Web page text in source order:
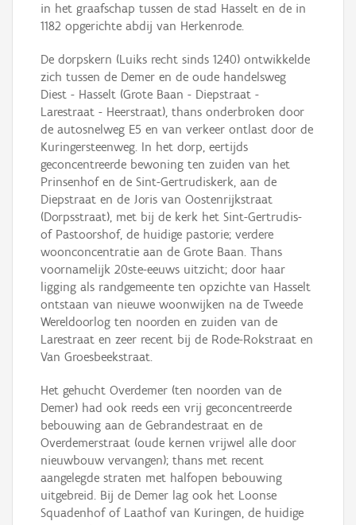
in het graafschap tussen de stad Hasselt en de in
1182 opgerichte abdij van Herkenrode.
De dorpskern (Luiks recht sinds 1240) ontwikkelde
zich tussen de Demer en de oude handelsweg
Diest - Hasselt (Grote Baan - Diepstraat -
Larestraat - Heerstraat), thans onderbroken door
de autosnelweg E5 en van verkeer ontlast door de
Kuringersteenweg. In het dorp, eertijds
geconcentreerde bewoning ten zuiden van het
Prinsenhof en de Sint-Gertrudiskerk, aan de
Diepstraat en de Joris van Oostenrijkstraat
(Dorpsstraat), met bij de kerk het Sint-Gertrudis-
of Pastoorshof, de huidige pastorie; verdere
woonconcentratie aan de Grote Baan. Thans
voornamelijk 20ste-eeuws uitzicht; door haar
ligging als randgemeente ten opzichte van Hasselt
ontstaan van nieuwe woonwijken na de Tweede
Wereldoorlog ten noorden en zuiden van de
Larestraat en zeer recent bij de Rode-Rokstraat en
Van Groesbeekstraat.
Het gehucht Overdemer (ten noorden van de
Demer) had ook reeds een vrij geconcentreerde
bebouwing aan de Gebrandestraat en de
Overdemerstraat (oude kernen vrijwel alle door
nieuwbouw vervangen); thans met recent
aangelegde straten met halfopen bebouwing
uitgebreid. Bij de Demer lag ook het Loonse
Squadenhof of Laathof van Kuringen, de huidige